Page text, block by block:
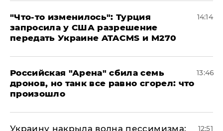
​"Что-то изменилось": Турция
запросила у США разрешение
передать Украине ATACMS и M270
14:14
​Российская "Арена" сбила семь
дронов, но танк все равно сгорел: что
произошло
13:46
​Украину накрыла волна пессимизма: 12:51